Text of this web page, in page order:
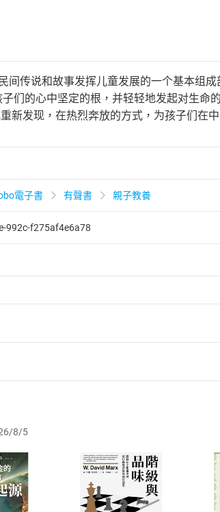
间传说和故事发挥儿童发展的一个基本组
们的心中坚定的根，并轻轻地发起对生命
新发现，在热烈奔放的方式，为孩子们在
電子書 有聲書 親子教養
992c-f275af4e6a78
暨通訊交易解除權合理例外情事適用準則第
悉本店鋪所銷售之商品為電子書，屬非以
款。
請登入樂天市場，並於「我的訂單」中點
審核通過後將為您辦理退款事宜。
行取消/退貨，恕無法以單支商品取消/退貨
物車
cart
登入帳號
Login
8/5